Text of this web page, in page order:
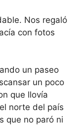
Nos regaló
con fotos
un paseo
un poco
que llovía
norte del país
que no paró ni